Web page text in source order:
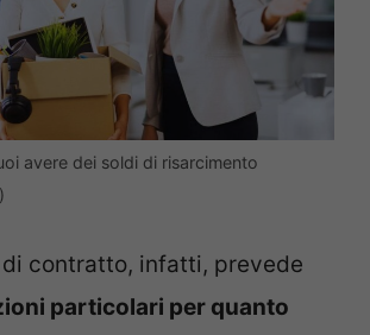
avere dei soldi di risarcimento
contratto, infatti, prevede
particolari per quanto